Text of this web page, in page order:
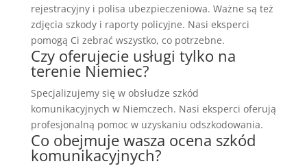
rejestracyjny i polisa ubezpieczeniowa. Ważne są też
zdjęcia szkody i raporty policyjne. Nasi eksperci
pomogą Ci zebrać wszystko, co potrzebne.
Czy oferujecie usługi tylko na
terenie Niemiec?
Specjalizujemy się w obsłudze szkód
komunikacyjnych w Niemczech. Nasi eksperci oferują
profesjonalną pomoc w uzyskaniu odszkodowania.
Co obejmuje wasza ocena szkód
komunikacyjnych?